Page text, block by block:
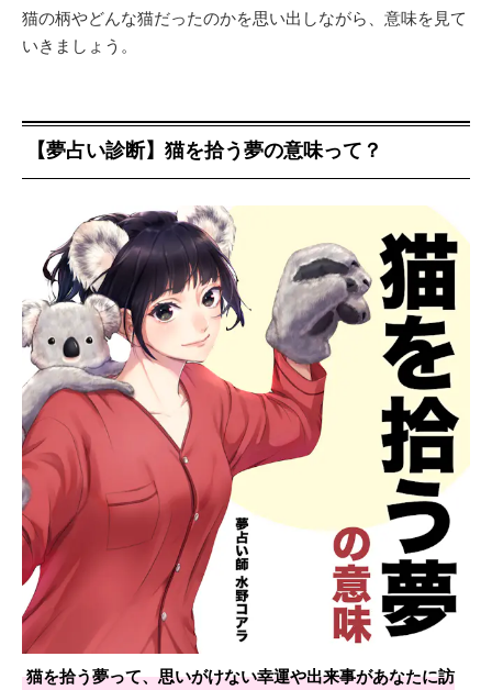
猫の柄やどんな猫だったのかを思い出しながら、意味を見て
いきましょう。
【夢占い診断】猫を拾う夢の意味って？
猫を拾う夢って、思いがけない幸運や出来事があなたに訪